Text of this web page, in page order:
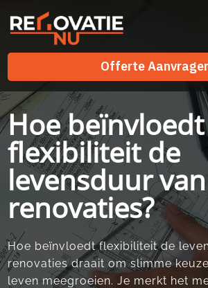
Offerte
Offerte
Hoe beïnvloedt
flexibiliteit de
levensduur van
renovaties?
Hoe beïnvloedt flexibiliteit de
renovaties draait om slimme
leven meegroeien.​ Je merkt het